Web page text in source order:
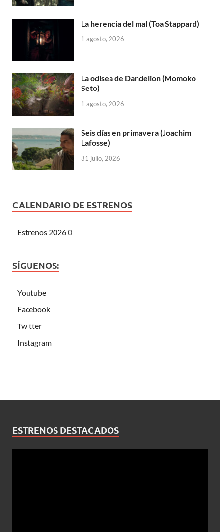
La herencia del mal (Toa Stappard)
1 agosto, 2026
La odisea de Dandelion (Momoko
Seto)
1 agosto, 2026
Seis días en primavera (Joachim
Lafosse)
31 julio, 2026
CALENDARIO DE ESTRENOS
Estrenos 20260
SÍGUENOS:
Youtube
Facebook
Twitter
Instagram
ESTRENOS DESTACADOS